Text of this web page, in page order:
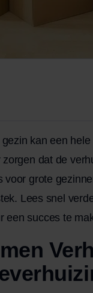
kan een
dat de
voor grote
Lees snel
een succes te